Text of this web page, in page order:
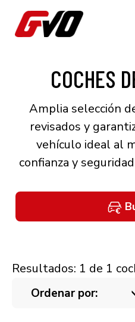
COCHES
Amplia selección
revisados y
vehículo ideal al
confianza y
Resultados: 1 de 1
Ordenar por: